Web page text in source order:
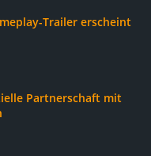
Trailer erscheint
Partnerschaft mit